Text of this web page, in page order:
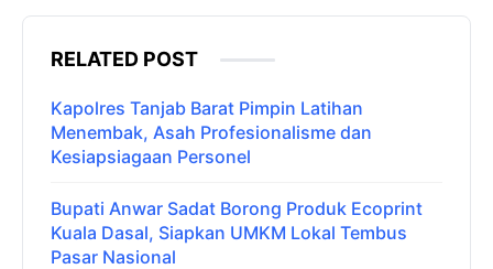
RELATED POST
Kapolres Tanjab Barat Pimpin Latihan
Menembak, Asah Profesionalisme dan
Kesiapsiagaan Personel
Bupati Anwar Sadat Borong Produk Ecoprint
Kuala Dasal, Siapkan UMKM Lokal Tembus
Pasar Nasional